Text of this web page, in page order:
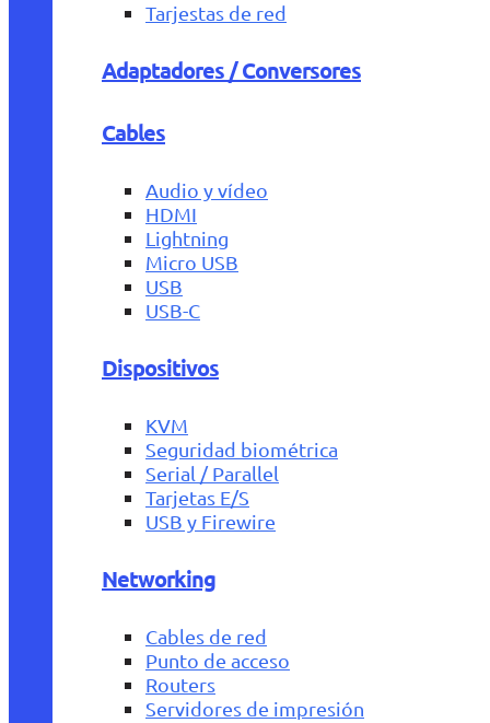
Tarjestas de red
Adaptadores / Conversores
Cables
Audio y vídeo
HDMI
Lightning
Micro USB
USB
USB-C
Dispositivos
KVM
Seguridad biométrica
Serial / Parallel
Tarjetas E/S
USB y Firewire
Networking
Cables de red
Punto de acceso
Routers
Servidores de impresión